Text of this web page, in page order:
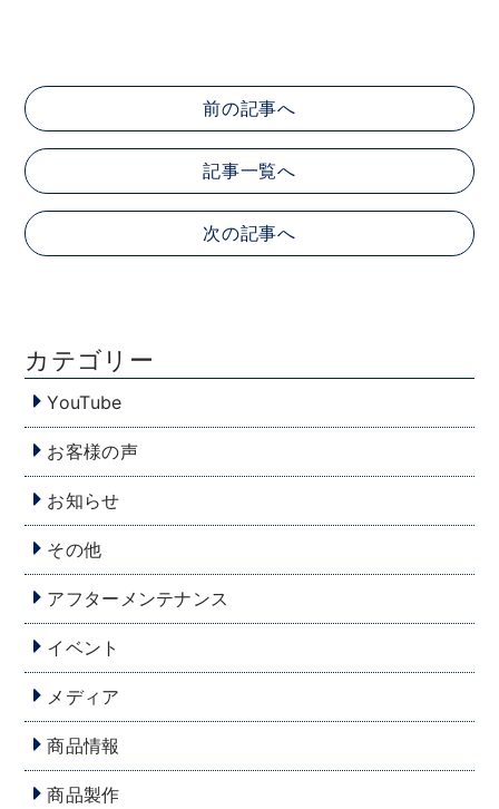
前の記事へ
記事一覧へ
次の記事へ
カテゴリー
YouTube
お客様の声
お知らせ
その他
アフターメンテナンス
イベント
メディア
商品情報
商品製作